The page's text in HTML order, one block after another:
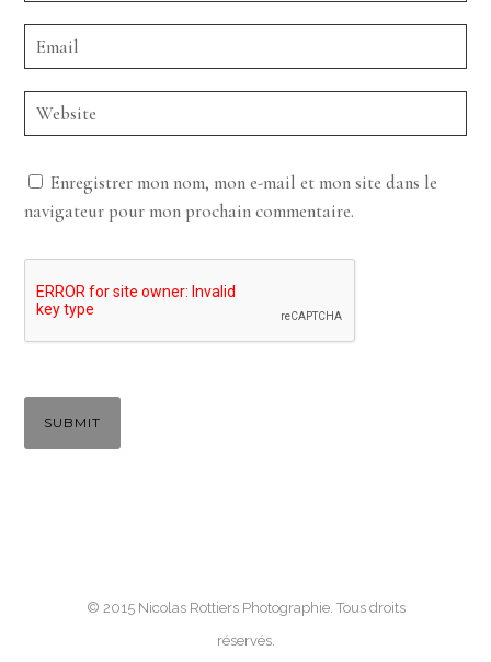
Enregistrer mon nom, mon e-mail et mon site dans le
navigateur pour mon prochain commentaire.
© 2015 Nicolas Rottiers Photographie. Tous droits
réservés.